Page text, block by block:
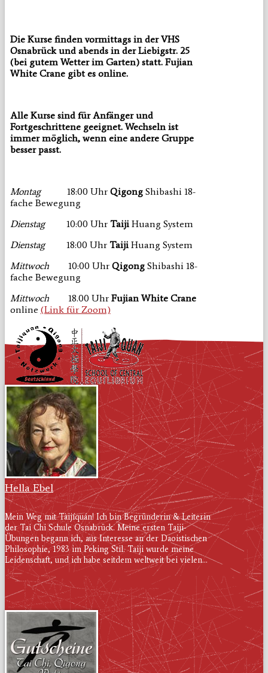
Die Kurse finden vormittags in der VHS
Osnabrück und abends in der Liebigstr. 25
(bei gutem Wetter im Garten) statt. Fujian
White Crane gibt es online.
Alle Kurse sind für Anfänger und
Fortgeschrittene geeignet. Wechseln ist
immer möglich, wenn eine andere Gruppe
besser passt.
Montag 18:00 UhrQigong Shibashi 18-
fache Bewegung
Dienstag10:00 Uhr Taiji Huang System
Dienstag
18:00 Uhr Taiji Huang System
Mittwoch 10:00 UhrQigong Shibashi 18-
fache Bewegung
Mittwoch
18.00 Uhr Fujian White Crane
online (Link für Zoom)
Hella Ebel
Mein Weg mit Tàijíquán! Ich bin Begründerin & Leiterin
der Tai Chi Schule Osnabrück. Meine ersten Taiji-
Übungen begann ich, aus Interesse an der Daoistischen
Philosophie, 1983 im Peking Stil. Taiji wurde meine
Leidenschaft, und ich habe seitdem weltweit bei vielen...